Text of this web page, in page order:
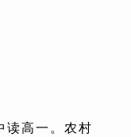
读高一。农村